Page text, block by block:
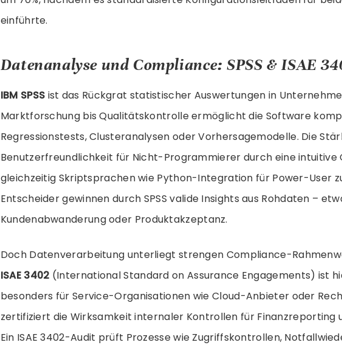
einführte.
Datenanalyse und Compliance: SPSS & ISAE
IBM SPSS ist das Rückgrat statistischer Auswertungen in
Marktforschung bis Qualitätskontrolle ermöglicht die Software
Regressionstests, Clusteranalysen oder Vorhersagemodelle. Die
Benutzerfreundlichkeit für Nicht-Programmierer durch eine intuitive
gleichzeitig Skriptsprachen wie Python-Integration für Power-User
Entscheider gewinnen durch SPSS valide Insights aus Rohdaten –
Kundenabwanderung oder Produktakzeptanz.
Doch Datenverarbeitung unterliegt strengen Compliance-
ISAE 3402 (International Standard on Assurance Engagements) ist
besonders für Service-Organisationen wie Cloud-Anbieter oder
zertifiziert die Wirksamkeit internaler Kontrollen für Finanzreporting
Ein ISAE 3402-Audit prüft Prozesse wie Zugriffskontrollen,